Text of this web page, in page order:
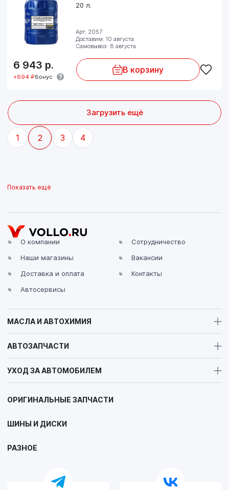
20 л.
Арт: 2057
Доставим: 10 августа
Самовывоз: 8 августа
6 943 р.
+694 ₽бонус
В корзину
Загрузить ещё
1 2 3 4
Показать ещё
О компании
Наши магазины
Доставка и оплата
Автосервисы
Сотрудничество
Вакансии
Контакты
МАСЛА И АВТОХИМИЯ
АВТОЗАПЧАСТИ
УХОД ЗА АВТОМОБИЛЕМ
ОРИГИНАЛЬНЫЕ ЗАПЧАСТИ
ШИНЫ И ДИСКИ
РАЗНОЕ